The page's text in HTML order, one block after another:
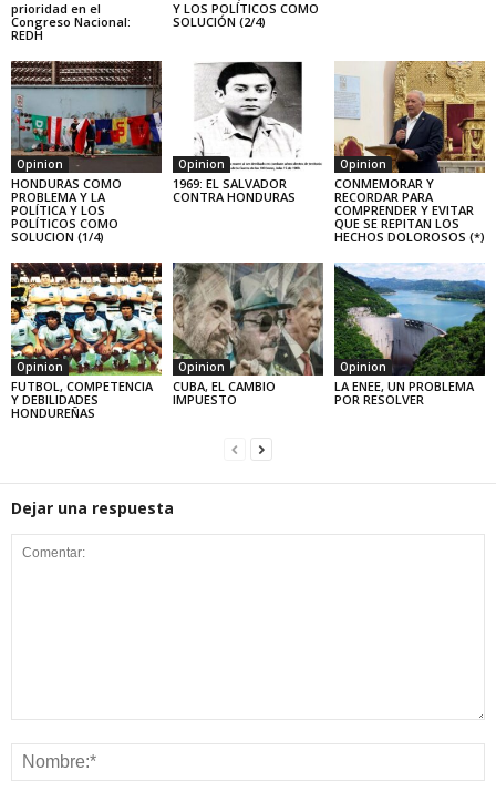
prioridad en el
Congreso Nacional:
REDH
Y LOS POLÍTICOS COMO
SOLUCIÓN (2/4)
Opinion
HONDURAS COMO
PROBLEMA Y LA
POLÍTICA Y LOS
POLÍTICOS COMO
SOLUCION (1/4)
Opinion
1969: EL SALVADOR
CONTRA HONDURAS
Opinion
CONMEMORAR Y
RECORDAR PARA
COMPRENDER Y EVITAR
QUE SE REPITAN LOS
HECHOS DOLOROSOS (*)
Opinion
FUTBOL, COMPETENCIA
Y DEBILIDADES
HONDUREÑAS
Opinion
CUBA, EL CAMBIO
IMPUESTO
Opinion
LA ENEE, UN PROBLEMA
POR RESOLVER
Dejar una respuesta